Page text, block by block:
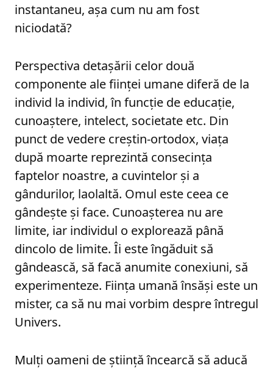
instantaneu, așa cum nu am fost
niciodată?
Perspectiva detașării celor două
componente ale ființei umane diferă de la
individ la individ, în funcție de educație,
cunoaștere, intelect, societate etc. Din
punct de vedere creștin-ortodox, viața
după moarte reprezintă consecința
faptelor noastre, a cuvintelor și a
gândurilor, laolaltă. Omul este ceea ce
gândește și face. Cunoașterea nu are
limite, iar individul o explorează până
dincolo de limite. Îi este îngăduit să
gândească, să facă anumite conexiuni, să
experimenteze. Ființa umană însăși este un
mister, ca să nu mai vorbim despre întregul
Univers.
Mulți oameni de știință încearcă să aducă